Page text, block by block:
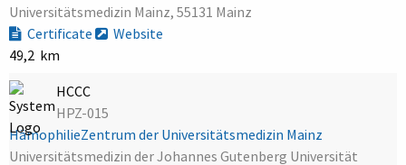
Universitätsmedizin Mainz, 55131 Mainz
Certificate
Website
49,2 km
HCCC
HPZ-015
HämophilieZentrum der Universitätsmedizin Mainz
Universitätsmedizin der Johannes Gutenberg Universität